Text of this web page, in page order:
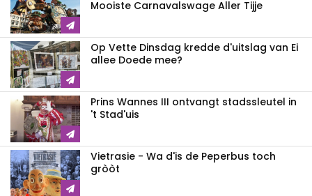
Mooiste Carnavalswage Aller Tijje
Op Vette Dinsdag kredde d'uitslag van Ei
allee Doede mee?
Prins Wannes III ontvangt stadssleutel in
't Stad'uis
Vietrasie - Wa d'is de Peperbus toch
gròòt